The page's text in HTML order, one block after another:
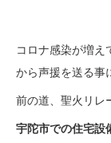
コロナ感染が増え
から声援を送る事
前の道、聖火リ
宇陀市での住宅設